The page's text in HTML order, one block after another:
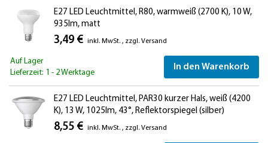
E27 LED Leuchtmittel, R80, warmweiß (2700 K), 10 W,
935lm, matt
3,49 € inkl. MwSt. , zzgl. Versand
Auf Lager
Lieferzeit: 1 - 2 Werktage
In den Warenkorb
E27 LED Leuchtmittel, PAR30 kurzer Hals, weiß (4200
K), 13 W, 1025lm, 43°, Reflektorspiegel (silber)
8,55 € inkl. MwSt. , zzgl. Versand